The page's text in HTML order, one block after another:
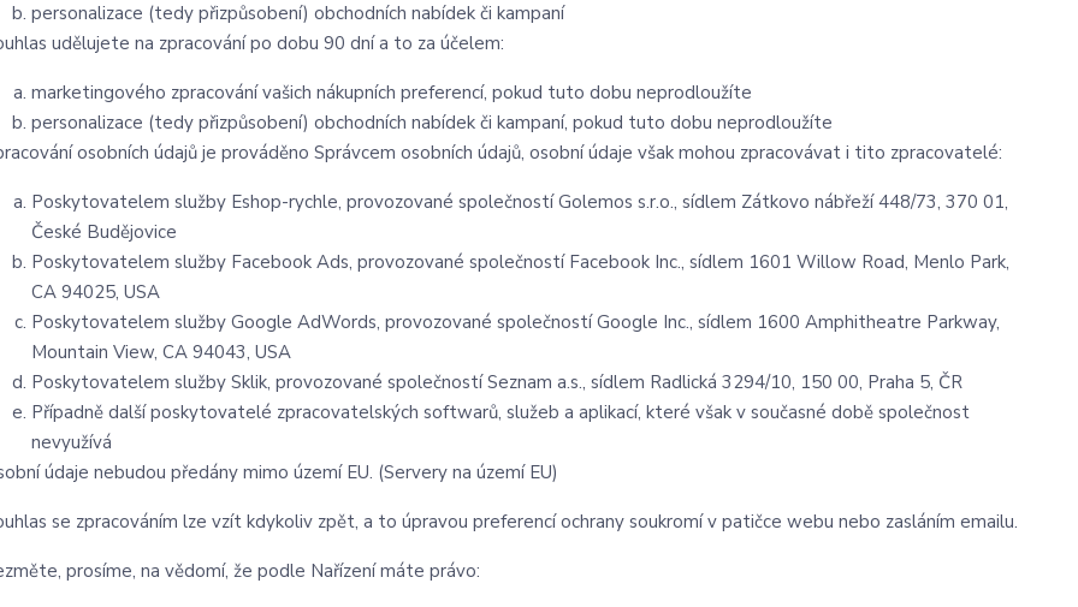
personalizace (tedy přizpůsobení) obchodních nabídek či kampaní
udělujete na zpracování po dobu 90 dní a to za účelem:
marketingového zpracování vašich nákupních preferencí, pokud tuto dobu neprodloužíte
personalizace (tedy přizpůsobení) obchodních nabídek či kampaní, pokud tuto dobu neprodloužíte
osobních údajů je prováděno Správcem osobních údajů, osobní údaje však mohou zpracovávat i tito zpracovatelé:
Poskytovatelem služby Eshop-rychle, provozované společností Golemos s.r.o., sídlem Zátkovo nábřeží 448/73, 370 01,
České Budějovice
Poskytovatelem služby Facebook Ads, provozované společností Facebook Inc., sídlem 1601 Willow Road, Menlo Park,
CA 94025, USA
Poskytovatelem služby Google AdWords, provozované společností Google Inc., sídlem 1600 Amphitheatre Parkway,
Mountain View, CA 94043, USA
Poskytovatelem služby Sklik, provozované společností Seznam a.s., sídlem Radlická 3294/10, 150 00, Praha 5, ČR
Případně další poskytovatelé zpracovatelských softwarů, služeb a aplikací, které však v současné době společnost
nevyužívá
údaje nebudou předány mimo území EU. (Servery na území EU)
se zpracováním lze vzít kdykoliv zpět, a to úpravou preferencí ochrany soukromí v patičce webu nebo zasláním emailu.
prosíme, na vědomí, že podle Nařízení máte právo: